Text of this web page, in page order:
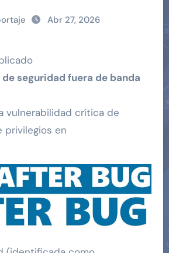
Abr 27, 2026
seguridad fuera de banda
vulnerabilidad crítica de
privilegios en